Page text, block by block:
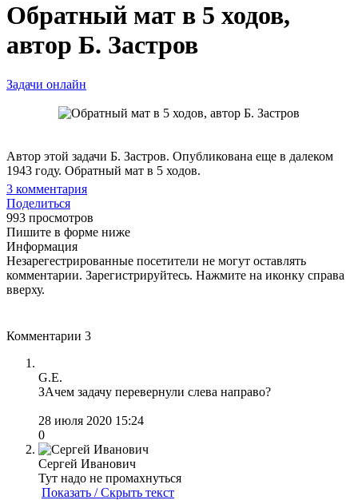
Обратный мат в 5 ходов,
автор Б. Застров
Задачи онлайн
Автор этой задачи Б. Застров. Опубликована еще в далеком
1943 году. Обратный мат в 5 ходов.
3 комментария
Поделиться
993 просмотров
Пишите в форме ниже
Информация
Незарегестрированные посетители не могут оставлять
комментарии. Зарегистрируйтесь. Нажмите на иконку справа
вверху.
Комментарии 3
G.E.
ЗАчем задачу перевернули слева направо?
28 июля 2020 15:24
0
Сергей Иванович
Тут надо не промахнуться
Показать / Скрыть текст